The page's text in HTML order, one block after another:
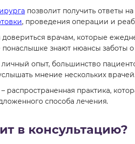
позволит получить ответы
, проведения операции и
врачам, которые
знают нюансы заботы
личный опыт, большинство
мнение нескольких врачей.
распространенная практика,
способа лечения.
в консультацию?